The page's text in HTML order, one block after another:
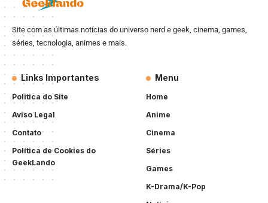
Site com as últimas notícias do universo nerd e geek, cinema, games,
séries, tecnologia, animes e mais.
Links Importantes
Politica do Site
Aviso Legal
Contato
Política de Cookies do
GeekLando
Menu
Home
Anime
Cinema
Séries
Games
K-Drama/K-Pop